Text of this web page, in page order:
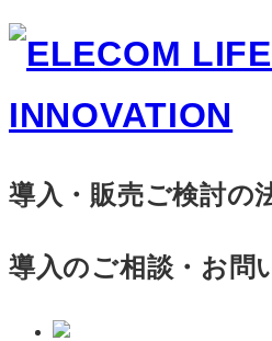
導入・販売ご検討の
導入のご相談・お問